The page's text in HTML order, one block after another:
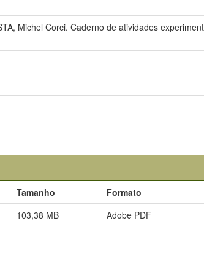
Michel Corci. Caderno de atividades
Tamanho
Formato
103,38 MB Adobe PDF